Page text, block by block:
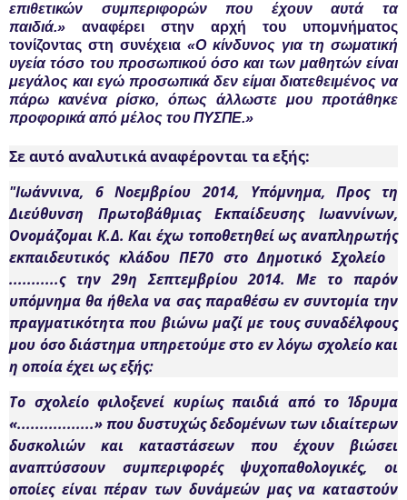
επιθετικών συμπεριφορών που έχουν αυτά τα
παιδιά.» αναφέρει στην αρχή του υπομνήματος
τονίζοντας στη συνέχεια «Ο κίνδυνος για τη σωματική
υγεία τόσο του προσωπικού όσο και των μαθητών είναι
μεγάλος και εγώ προσωπικά δεν είμαι διατεθειμένος να
πάρω κανένα ρίσκο, όπως άλλωστε μου προτάθηκε
προφορικά από μέλος του ΠΥΣΠΕ.»
Σε αυτό αναλυτικά αναφέρονται τα εξής:
"Ιωάννινα, 6 Νοεμβρίου 2014, Υπόμνημα, Προς τη
Διεύθυνση Πρωτοβάθμιας Εκπαίδευσης Ιωαννίνων,
Ονομάζομαι Κ.Δ. Και έχω τοποθετηθεί ως αναπληρωτής
εκπαιδευτικός κλάδου ΠΕ70 στο Δημοτικό Σχολείο
...........ς την 29η Σεπτεμβρίου 2014. Με το παρόν
υπόμνημα θα ήθελα να σας παραθέσω εν συντομία την
πραγματικότητα που βιώνω μαζί με τους συναδέλφους
μου όσο διάστημα υπηρετούμε στο εν λόγω σχολείο και
η οποία έχει ως εξής:
Το σχολείο φιλοξενεί κυρίως παιδιά από το Ίδρυμα
«.................» που δυστυχώς δεδομένων των ιδιαίτερων
δυσκολιών και καταστάσεων που έχουν βιώσει
αναπτύσσουν συμπεριφορές ψυχοπαθολογικές, οι
οποίες είναι πέραν των δυνάμεών μας να καταστούν